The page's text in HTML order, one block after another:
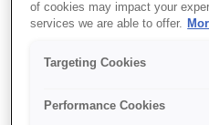
in one device.
Ultra fast thermal
of cookies may impact your
services we are able to offer.
Targeting Cookies
Performance Cookies